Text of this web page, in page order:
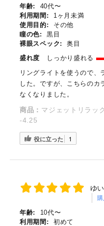
年齢:
40代〜
利用期間:
1ヶ月未満
使用目的:
その他
瞳の色:
黒目
裸眼スペック:
奥目
盛れ度
しっかり盛れる
リングライトを使うので、
した。ですが、こちらのカ
なくなりました。
商品： マジェットリラッ
-4.25
役に立った 1
ゆ
年齢:
10代〜
利用期間:
初めて